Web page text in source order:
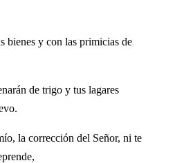
bienes y con las primicias de
de trigo y tus lagares
la corrección del Señor, ni te